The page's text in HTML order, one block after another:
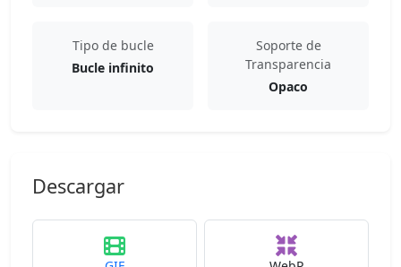
Tipo de bucle
Bucle infinito
Soporte de
Transparencia
Opaco
Descargar